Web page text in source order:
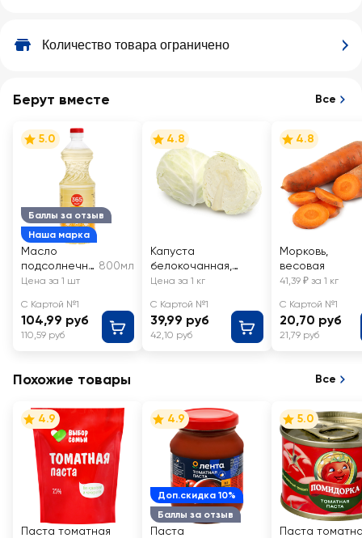
Количество товара ограничено
Берут вместе Все
Баллы за отзыв
Наша марка
5.0
Масло
подсолнечно
е 365 ДНЕЙ
нное
дезодориров
анное
800мл
Цена за 1 шт
С Картой №1
104,99 руб
110,59 руб
4.8
Капуста
белокочанная,
весовая
Цена за 1 кг
С Картой №1
39,99 руб
42,10 руб
4.8
Морковь,
весовая
41,39 ₽ за 1 кг
С Картой №1
20,70 руб
21,79 руб
Похожие товары Все
4.9
Паста томатная
Доп.скидка 10%
Баллы за отзыв
4.9
Паста
5.0
Паста